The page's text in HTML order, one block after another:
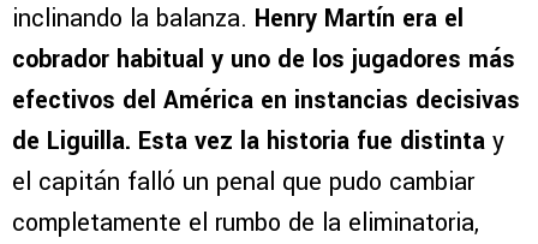
inclinando la balanza. Henry Martín era el
cobrador habitual y uno de los jugadores más
efectivos del América en instancias decisivas
de Liguilla. Esta vez la historia fue distinta y
el capitán falló un penal que pudo cambiar
completamente el rumbo de la eliminatoria,